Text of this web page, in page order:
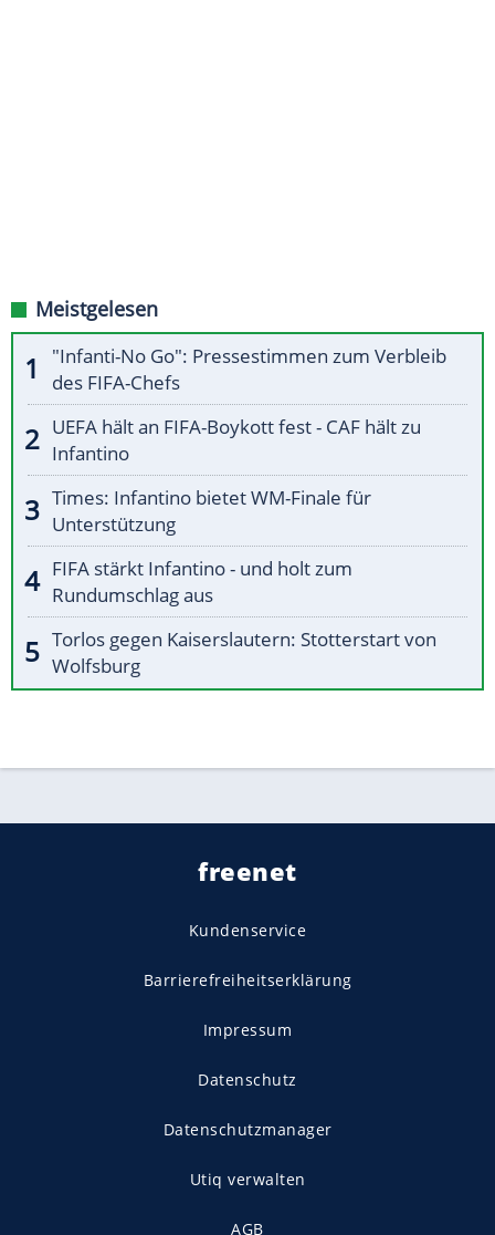
Meistgelesen
"Infanti-No Go": Pressestimmen zum Verbleib
des FIFA-Chefs
UEFA hält an FIFA-Boykott fest - CAF hält zu
Infantino
Times: Infantino bietet WM-Finale für
Unterstützung
FIFA stärkt Infantino - und holt zum
Rundumschlag aus
Torlos gegen Kaiserslautern: Stotterstart von
Wolfsburg
freenet
Kundenservice
Barrierefreiheitserklärung
Impressum
Datenschutz
Datenschutzmanager
Utiq verwalten
AGB